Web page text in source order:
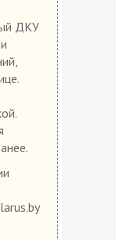
ДКУ